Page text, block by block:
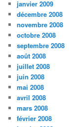
janvier 2009
décembre 2008
novembre 2008
octobre 2008
septembre 2008
août 2008
juillet 2008
juin 2008
mai 2008
avril 2008
mars 2008
février 2008